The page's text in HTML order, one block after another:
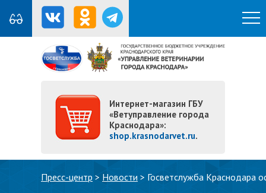
Интернет-магазин ГБУ
«Ветуправление города
Краснодара»:
shop.krasnodarvet.ru.
Пресс-центр > Новости > Госветслужба Краснодара